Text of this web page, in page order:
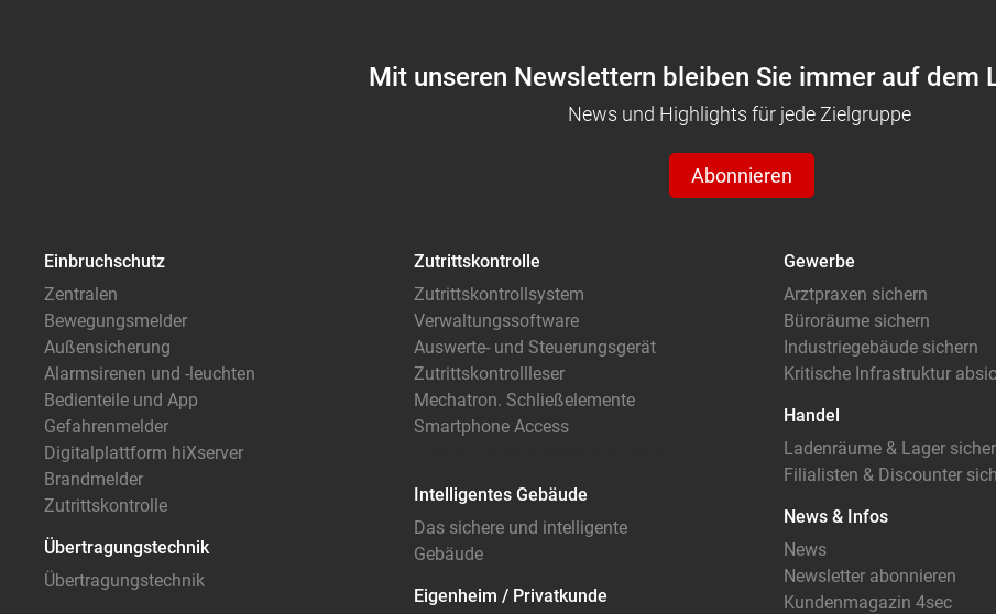
Mit unseren Newslettern bleiben Sie immer auf dem
News und Highlights für jede Zielgruppe
Abonnieren
Einbruchschutz
Zentralen
Bewegungsmelder
Außensicherung
Alarmsirenen und -leuchten
Bedienteile und App
Gefahrenmelder
Digitalplattform hiXserver
Brandmelder
Zutrittskontrolle
Übertragungstechnik
Übertragungstechnik
Zutrittskontrolle
Zutrittskontrollsystem
Verwaltungssoftware
Auswerte- und Steuerungsgerät
Zutrittskontrollleser
Mechatron. Schließelemente
Smartphone Access
Intelligentes Gebäude
Das sichere und intelligente
Gebäude
Eigenheim / Privatkunde
Gewerbe
Arztpraxen sichern
Büroräume sichern
Industriegebäude sichern
Kritische Infrastruktur
Handel
Ladenräume & Lager
Filialisten & Discounter
News & Infos
News
Newsletter abonnieren
Kundenmagazin 4sec